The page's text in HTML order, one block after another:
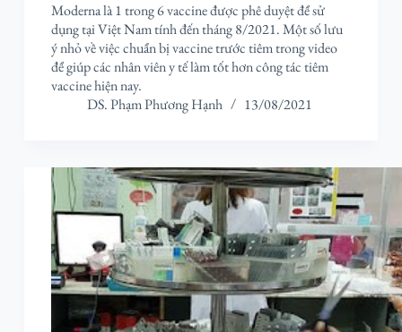
Moderna là 1 trong 6 vaccine được phê duyệt để sử
dụng tại Việt Nam tính đến tháng 8/2021. Một số lưu
ý nhỏ về việc chuẩn bị vaccine trước tiêm trong video
để giúp các nhân viên y tế làm tốt hơn công tác tiêm
vaccine hiện nay.
DS. Phạm Phương Hạnh
13/08/2021